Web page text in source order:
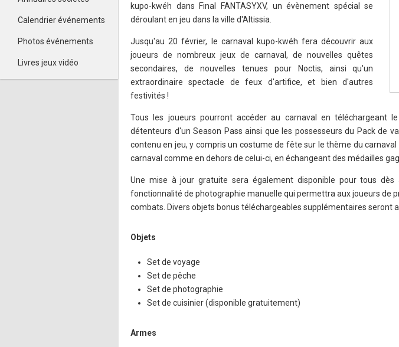
Pinterest
Youtube
Calendrier événements
Photos événements
Livres jeux vidéo
kupo-kwéh dans Final FANTASYXV, un évènement spécial se
déroulant en jeu dans la ville d'Altissia.
Jusqu'au 20 février, le carnaval kupo-kwéh fera découvrir aux
joueurs de nombreux jeux de carnaval, de nouvelles quêtes
secondaires, de nouvelles tenues pour Noctis, ainsi qu'un
extraordinaire spectacle de feux d'artifice, et bien d'autres
festivités !
Tous les joueurs pourront accéder au carnaval en téléchargeant
détenteurs d'un Season Pass ainsi que les possesseurs du Pack de
contenu en jeu, y compris un costume de fête sur le thème du
carnaval comme en dehors de celui-ci, en échangeant des médailles
Une mise à jour gratuite sera également disponible pour tous dès
fonctionnalité de photographie manuelle qui permettra aux joueurs de
combats. Divers objets bonus téléchargeables supplémentaires seront
Objets
Set de voyage
Set de pêche
Set de photographie
Set de cuisinier (disponible gratuitement)
Armes